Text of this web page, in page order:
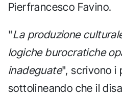
Pierfrancesco Favino.
"La produzione
logiche burocratiche
inadeguate", scrivono i
sottolineando che il